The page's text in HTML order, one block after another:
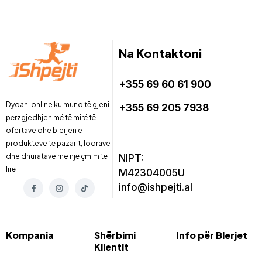
Dyqani online ku mund të gjeni
përzgjedhjen më të mirë të
ofertave dhe blerjen e
produkteve të pazarit, lodrave
dhe dhuratave me një çmim të
lirë .
Na Kontaktoni
+355 69 60 61 900
+355 69 205 7938
NIPT:
M42304005U
info@ishpejti.al
Kompania
Shërbimi
Klientit
Info për Blerjet